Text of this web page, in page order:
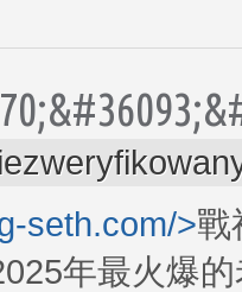
seth.com/>戰
年最火爆